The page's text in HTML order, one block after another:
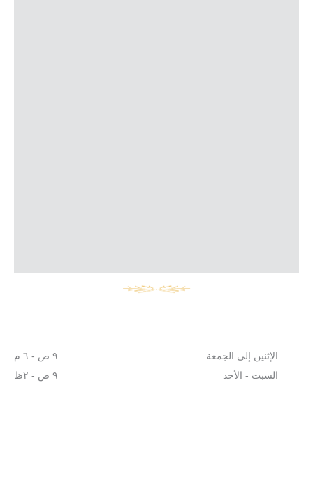
الإثنين إلى الجمعة
٩ ص - ٦ م
السبت - الأحد
٩ ص - ٢ظ